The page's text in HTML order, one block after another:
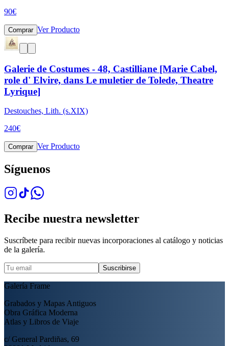
90€
Comprar Ver Producto
Galerie de Costumes - 48, Castilliane [Marie Cabel,
role d' Elvire, dans Le muletier de Tolede, Theatre
Lyrique]
Destouches, Lith. (s.XIX)
240€
Comprar Ver Producto
Síguenos
Recibe nuestra newsletter
Suscríbete para recibir nuevas incorporaciones al catálogo y noticias
de la galería.
Suscribirse
Galería Frame
Grabados y Mapas Antiguos
Obra Gráfica Moderna
Atlas y Libros de Viaje
c/ General Pardiñas, 69